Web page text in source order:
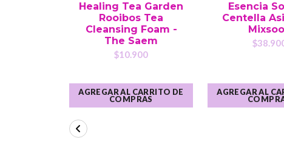
Healing Tea Garden
Rooibos Tea
Cleansing Foam -
The Saem
$10.900
AGREGAR AL CARRITO DE
COMPRAS
Esencia
Centella
AGREGAR AL